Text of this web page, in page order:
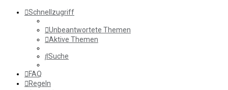
Schnellzugriff
Unbeantwortete Themen
Aktive Themen
Suche
FAQ
Regeln